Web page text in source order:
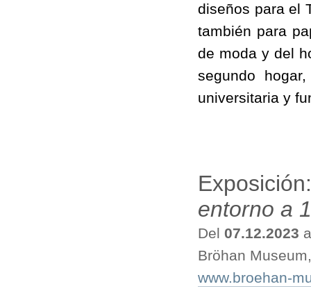
diseños para el
también para
de moda y del
segundo
universitaria y
entorno a
Del 07.12.2023
Bröhan
www.broehan-